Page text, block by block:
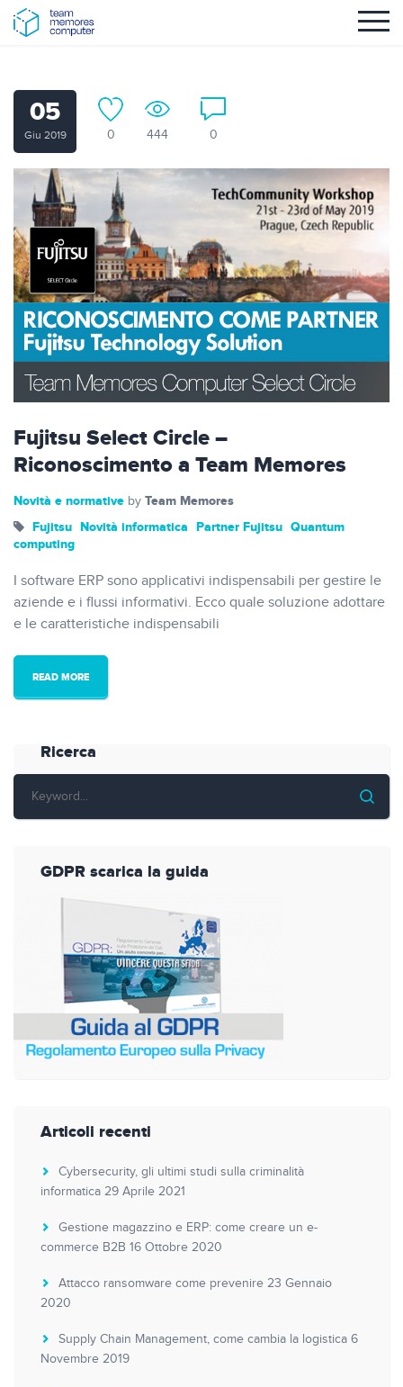
05
Giu 2019 0 444 0
Fujitsu Select Circle –
Riconoscimento a Team Memores
Novità e normative by Team Memores
Fujitsu Novità informatica Partner Fujitsu Quantum
computing
I software ERP sono applicativi indispensabili per gestire le
aziende e i flussi informativi. Ecco quale soluzione adottare
e le caratteristiche indispensabili
READ MORE
Ricerca
GDPR scarica la guida
Articoli recenti
Cybersecurity, gli ultimi studi sulla criminalità
informatica 29 Aprile 2021
Gestione magazzino e ERP: come creare un e-
commerce B2B 16 Ottobre 2020
Attacco ransomware come prevenire 23 Gennaio
2020
Supply Chain Management, come cambia la logistica 6
Novembre 2019